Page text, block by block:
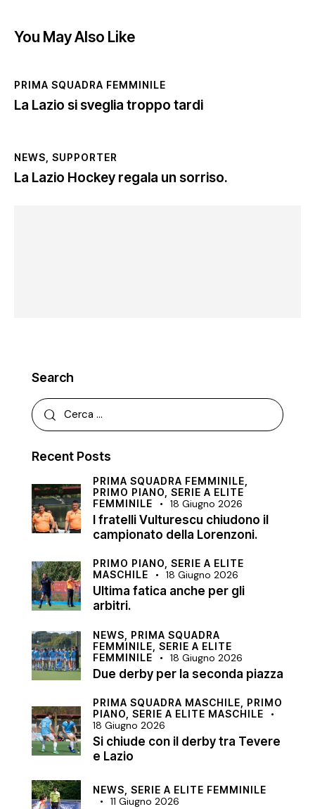
You May Also Like
PRIMA SQUADRA FEMMINILE
La Lazio si sveglia troppo tardi
NEWS, SUPPORTER
La Lazio Hockey regala un sorriso.
Search
Recent Posts
PRIMA SQUADRA FEMMINILE,
PRIMO PIANO, SERIE A ELITE
FEMMINILE
18 Giugno 2026
I fratelli Vulturescu chiudono il
campionato della Lorenzoni.
PRIMO PIANO, SERIE A ELITE
MASCHILE
18 Giugno 2026
Ultima fatica anche per gli
arbitri.
NEWS, PRIMA SQUADRA
FEMMINILE, SERIE A ELITE
FEMMINILE
18 Giugno 2026
Due derby per la seconda piazza
PRIMA SQUADRA MASCHILE, PRIMO
PIANO, SERIE A ELITE MASCHILE
18 Giugno 2026
Si chiude con il derby tra Tevere
e Lazio
NEWS, SERIE A ELITE FEMMINILE
11 Giugno 2026